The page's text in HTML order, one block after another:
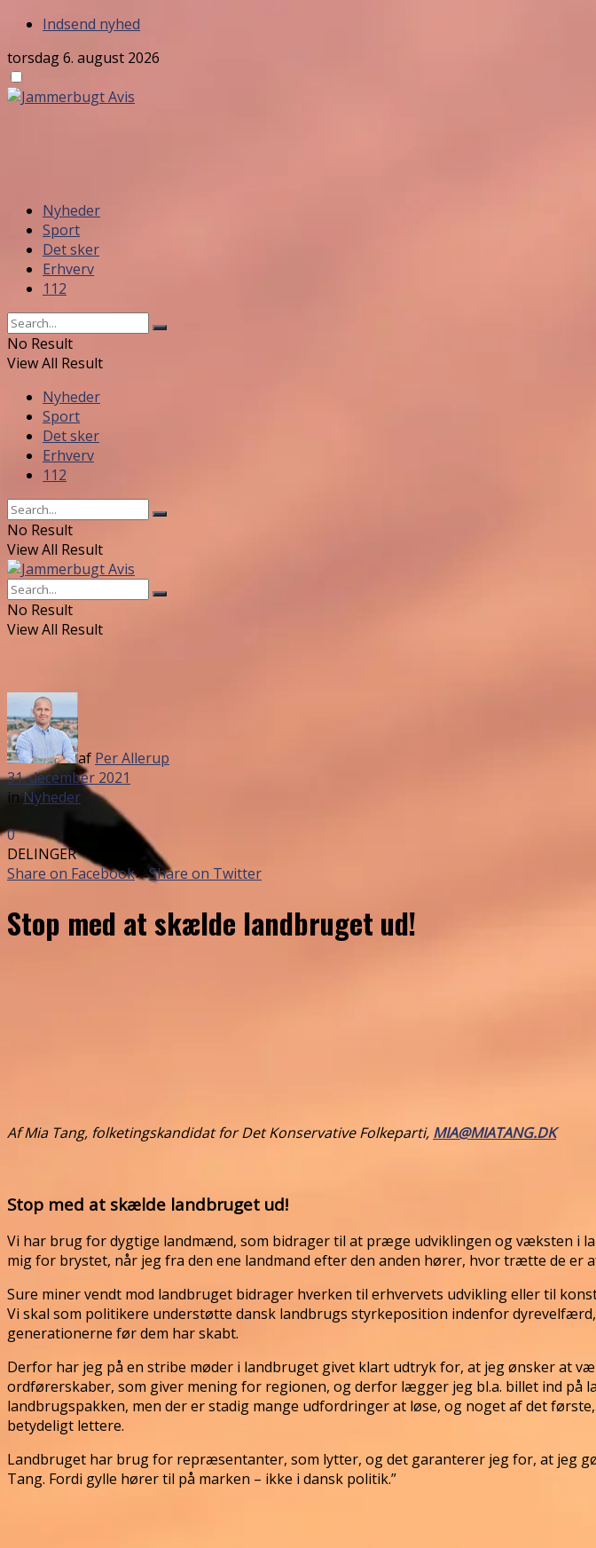
Indsend nyhed
torsdag 6. august 2026
Nyheder
Sport
Det sker
Erhverv
112
No Result
View All Result
Nyheder
Sport
Det sker
Erhverv
112
No Result
View All Result
No Result
View All Result
af Per Allerup
31. december 2021
in Nyheder
0
DELINGER
Share on Facebook
Share on Twitter
Stop med at skælde landbruget ud!
Af Mia Tang, folketingskandidat for Det Konservative Folkeparti, MIA@MIATANG.DK
Stop med at skælde landbruget ud!
Vi har brug for dygtige landmænd, som bidrager til at præge udviklingen og væksten i
mig for brystet, når jeg fra den ene landmand efter den anden hører, hvor trætte de er
Sure miner vendt mod landbruget bidrager hverken til erhvervets udvikling eller til
Vi skal som politikere understøtte dansk landbrugs styrkeposition indenfor
generationerne før dem har skabt.
Derfor har jeg på en stribe møder i landbruget givet klart udtryk for, at jeg ønsker at
ordførerskaber, som giver mening for regionen, og derfor lægger jeg bl.a. billet ind på
landbrugspakken, men der er stadig mange udfordringer at løse, og noget af det
betydeligt lettere.
Landbruget har brug for repræsentanter, som lytter, og det garanterer jeg for, at jeg
Tang. Fordi gylle hører til på marken – ikke i dansk politik.”